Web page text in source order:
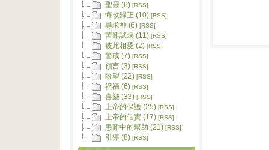
聖靈 (6) [RSS]
悔改歸正 (10) [RSS]
尋求神 (6) [RSS]
苦難試煉 (11) [RSS]
彼此相愛 (2) [RSS]
警戒 (7) [RSS]
預言 (3) [RSS]
盼望 (22) [RSS]
祝福 (6) [RSS]
喜樂 (33) [RSS]
上帝的保護 (25) [RSS]
上帝的信實 (17) [RSS]
患難中的幫助 (21) [RSS]
引導 (8) [RSS]